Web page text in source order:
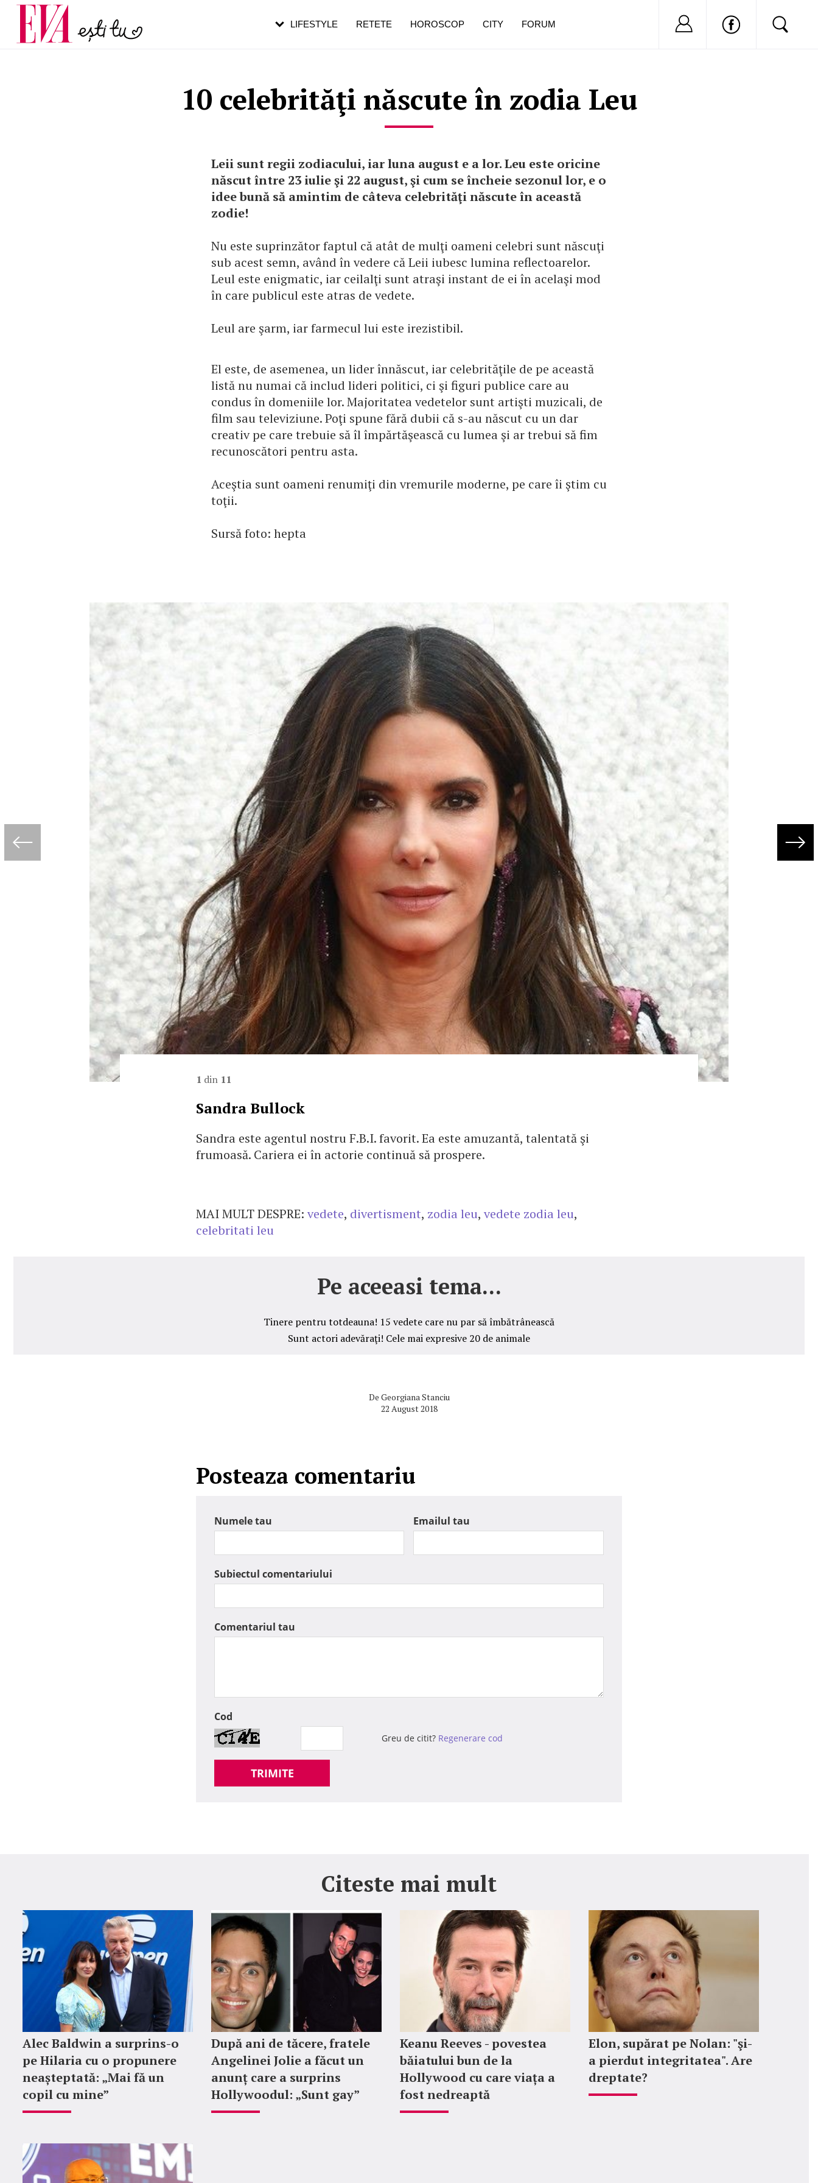
10 celebrităţi născute în zodia Leu
Leii sunt regii zodiacului, iar luna august e a lor. Leu este oricine
născut între 23 iulie şi 22 august, şi cum se încheie sezonul lor, e o
idee bună să amintim de câteva celebrităţi născute în această
zodie!
Nu este suprinzător faptul că atât de mulţi oameni celebri sunt născuţi
sub acest semn, având în vedere că Leii iubesc lumina reflectoarelor.
Leul este enigmatic, iar ceilalţi sunt atraşi instant de ei în acelaşi mod
în care publicul este atras de vedete.
Leul are şarm, iar farmecul lui este irezistibil.
El este, de asemenea, un lider înnăscut, iar celebrităţile de pe această
listă nu numai că includ lideri politici, ci şi figuri publice care au
condus în domeniile lor. Majoritatea vedetelor sunt artişti muzicali, de
film sau televiziune. Poţi spune fără dubii că s-au născut cu un dar
creativ pe care trebuie să îl împărtăşească cu lumea şi ar trebui să fim
recunoscători pentru asta.
Aceştia sunt oameni renumiţi din vremurile moderne, pe care îi ştim cu
toţii.
Sursă foto: hepta
1 din 11
Sandra Bullock
Sandra este agentul nostru F.B.I. favorit. Ea este amuzantă, talentată şi
frumoasă. Cariera ei în actorie continuă să prospere.
MAI MULT DESPRE: vedete, divertisment, zodia leu, vedete zodia leu,
celebritati leu
Pe aceeasi tema...
Tinere pentru totdeauna! 15 vedete care nu par să îmbătrânească
Sunt actori adevăraţi! Cele mai expresive 20 de animale
De Georgiana Stanciu
22 August 2018
Posteaza comentariu
Numele tau Emailul tau
Subiectul comentariului
Comentariul tau
Cod
Greu de citit? Regenerare cod
TRIMITE
Citeste mai mult
Alec Baldwin a surprins-o
pe Hilaria cu o propunere
neașteptată: „Mai fă un
copil cu mine”
După ani de tăcere, fratele
Angelinei Jolie a făcut un
anunț care a surprins
Hollywoodul: „Sunt gay”
Keanu Reeves - povestea
băiatului bun de la
Hollywood cu care viața a
fost nedreaptă
Elon, supărat pe Nolan: "şi-
a pierdut integritatea". Are
dreptate?
LIFESTYLE RETETE HOROSCOP CITY FORUM Nu ai cont?
Carieră
Actualitate
pe măsură ce înaintezi în vârstă